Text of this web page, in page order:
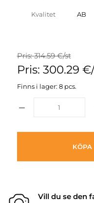
Kvalitet AB
Pris: 314.59 €/st
Pris: 300.29
Finns i lager: 8 pcs.
KÖPA
Vill du se den